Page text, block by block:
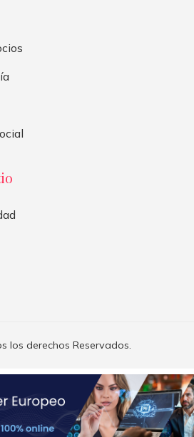
los derechos Reservados.